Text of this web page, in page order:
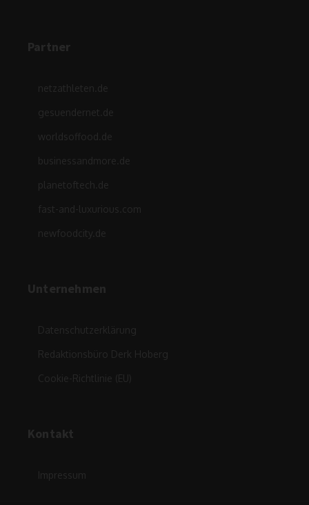
Partner
netzathleten.de
gesuendernet.de
worldsoffood.de
businessandmore.de
planetoftech.de
fast-and-luxurious.com
newfoodcity.de
Unternehmen
Datenschutzerklärung
Redaktionsbüro Derk Hoberg
Cookie-Richtlinie (EU)
Kontakt
Impressum